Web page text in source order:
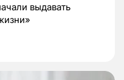
выдавать